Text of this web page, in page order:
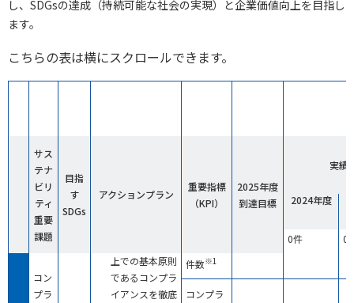
し、SDGsの達成（持続可能な社会の実現）と企業価値向上を目指し
ます。
こちらの表は横にスクロールできます。
サス
テナ
ビリ
ティ
重要
課題
目指
す
SDGs
アクションプラン
重要指標
（KPI）
2025年度
到達目標
実績
2024年度
コン
プラ
上での基本原則
であるコンプラ
イアンスを徹底
件数※1
0件 0
コンプラ